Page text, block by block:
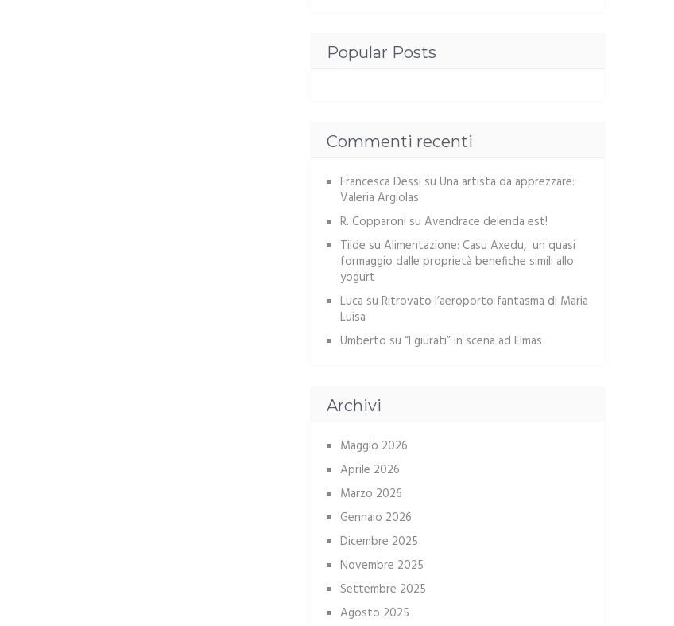
Popular Posts
Commenti recenti
Francesca Dessi su Una artista da apprezzare:
Valeria Argiolas
R. Copparoni su Avendrace delenda est!
Tilde su Alimentazione: Casu Axedu, un quasi
formaggio dalle proprietà benefiche simili allo
yogurt
Luca su Ritrovato l’aeroporto fantasma di Maria
Luisa
Umberto su “I giurati” in scena ad Elmas
Archivi
Maggio 2026
Aprile 2026
Marzo 2026
Gennaio 2026
Dicembre 2025
Novembre 2025
Settembre 2025
Agosto 2025